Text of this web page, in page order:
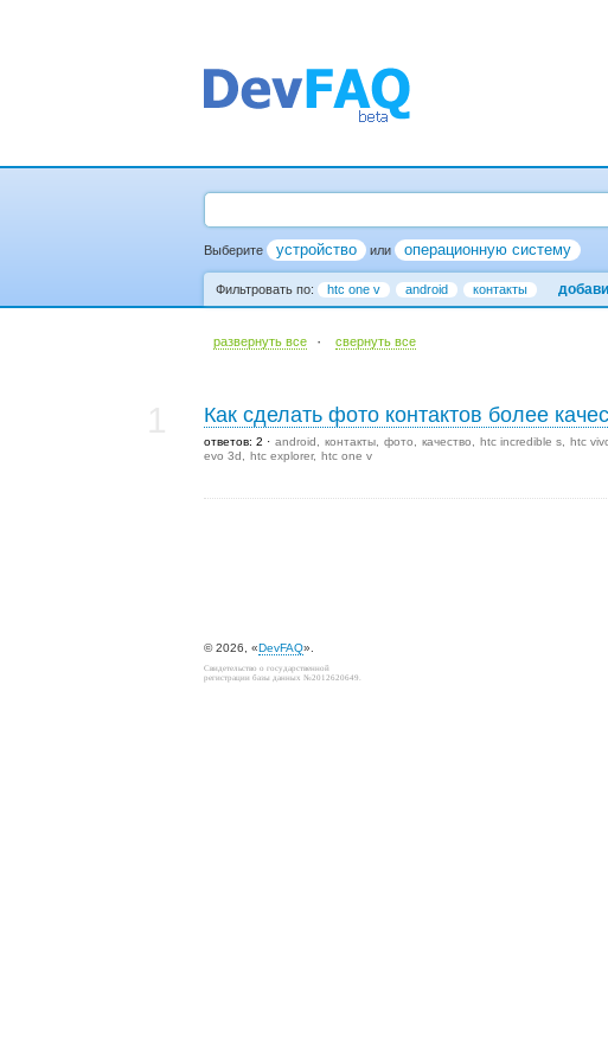
Выберите устройство или операционную систему
Фильтровать по: htc one v android контакты
развернуть все · cвернуть все
Как сделать фото контактов более
ответов: 2 android контакты фото качество htc incredible s htc
evo 3d
htc explorer htc one v
© 2026, «DevFAQ».
Свидетельство о государственной
регистрации базы данных №2012620649.